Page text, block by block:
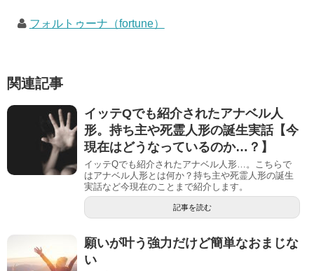
フォルトゥーナ（fortune）
関連記事
イッテQでも紹介されたアナベル人
形。持ち主や死霊人形の誕生実話【今
現在はどうなっているのか…？】
イッテQでも紹介されたアナベル人形…。こちらで
はアナベル人形とは何か？持ち主や死霊人形の誕生
実話など今現在のことまで紹介します。
記事を読む
願いが叶う強力だけど簡単なおまじな
い